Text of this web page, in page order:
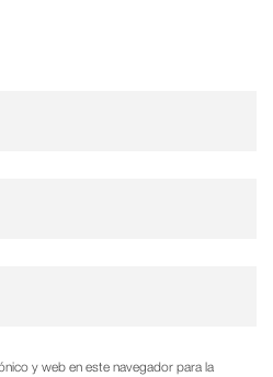
y web en este navegador para la